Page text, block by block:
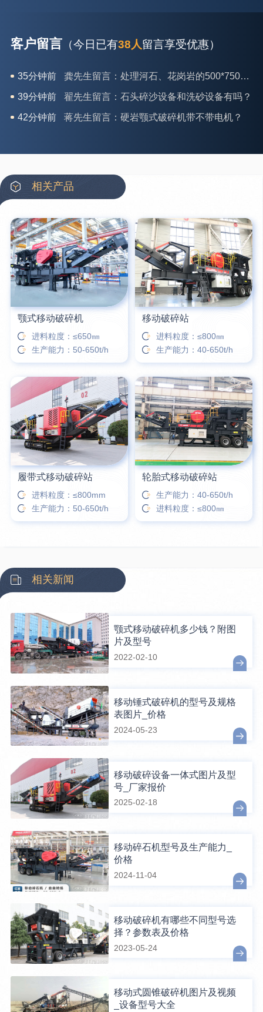
客户留言 （今日已有38人留言享受优惠）
39分钟前 翟先生留言：石头碎沙设备和洗砂设备有吗？
42分钟前 蒋先生留言：硬岩颚式破碎机带不带电机？
3分钟前 王先生留言：水泥厂熟料能破碎吗？推荐用什么机器？
16分钟前 柳先生留言：洗石英砂全套设备有哪些？
26分钟前 杨先生留言：建筑垃圾破碎机可以铁器分类吗？
28分钟前 肖先生留言：时产50吨的洗砂机有几个型号？
31分钟前 马女士留言：我想咨询一条生产线，你们能做吗？
35分钟前 龚先生留言：处理河石、花岗岩的500*750颚破机什么价位？
相关产品
颚式移动破碎机
进料粒度：≤650㎜
生产能力：50-650t/h
移动破碎站
进料粒度：≤800㎜
生产能力：40-650t/h
履带式移动破碎站
进料粒度：≤800mm
生产能力：50-650t/h
轮胎式移动破碎站
生产能力：40-650t/h
进料粒度：≤800㎜
相关新闻
颚式移动破碎机多少钱？附图
片及型号
2022-02-10
移动锤式破碎机的型号及规格
表图片_价格
2024-05-23
移动破碎设备一体式图片及型
号_厂家报价
2025-02-18
移动碎石机型号及生产能力_
价格
2024-11-04
移动破碎机有哪些不同型号选
择？参数表及价格
2023-05-24
移动式圆锥破碎机图片及视频
_设备型号大全